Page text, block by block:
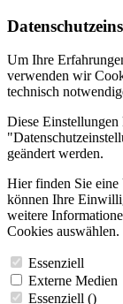
Um Ihre
verwenden wir
technisch
Diese
geändert werden.
Hier finden Sie eine
können Ihre
weitere
Cookies auswählen.
Essenziell
Externe Medien
Essenziell ()